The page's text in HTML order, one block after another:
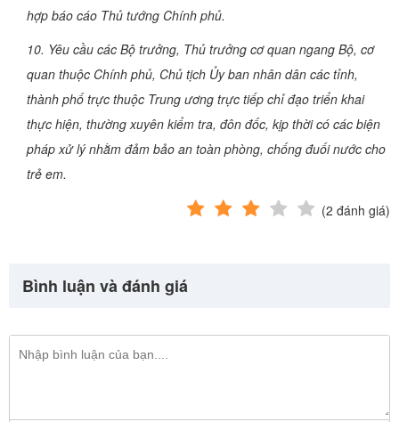
hợp báo cáo Thủ tướng Chính phủ.
10. Yêu cầu các Bộ trưởng, Thủ trưởng cơ quan ngang Bộ, cơ
quan thuộc Chính phủ, Chủ tịch Ủy ban nhân dân các tỉnh,
thành phố trực thuộc Trung ương trực tiếp chỉ đạo triển khai
thực hiện, thường xuyên kiểm tra, đôn đốc, kịp thời có các biện
pháp xử lý nhằm đảm bảo an toàn phòng, chống đuối nước cho
trẻ em.
(2 đánh giá)
Bình luận và đánh giá